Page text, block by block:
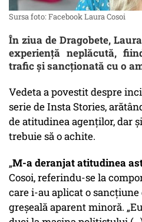
Sursa foto: Facebook Laura Cosoi
În ziua de Dragobete,
experiență neplăcută,
trafic și sancționată cu o
Vedeta a povestit despre
serie de Insta Stories,
de atitudinea agenților, dar
trebuie să o achite.
„M-a deranjat atitudinea
Cosoi, referindu-se la
care i-au aplicat o
greșeală aparent minoră.